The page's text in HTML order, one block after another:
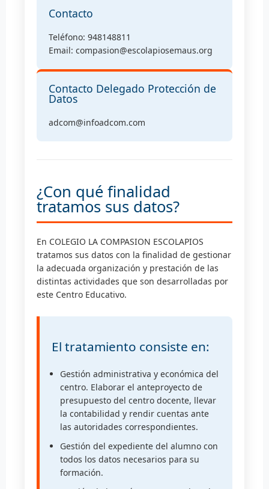
Contacto
Teléfono: 948148811
Email: compasion@escolapiosemaus.org
Contacto Delegado Protección de
Datos
adcom@infoadcom.com
¿Con qué finalidad
tratamos sus datos?
En COLEGIO LA COMPASION ESCOLAPIOS
tratamos sus datos con la finalidad de gestionar
la adecuada organización y prestación de las
distintas actividades que son desarrolladas por
este Centro Educativo.
El tratamiento consiste en:
Gestión administrativa y económica del
centro. Elaborar el anteproyecto de
presupuesto del centro docente, llevar
la contabilidad y rendir cuentas ante
las autoridades correspondientes.
Gestión del expediente del alumno con
todos los datos necesarios para su
formación.